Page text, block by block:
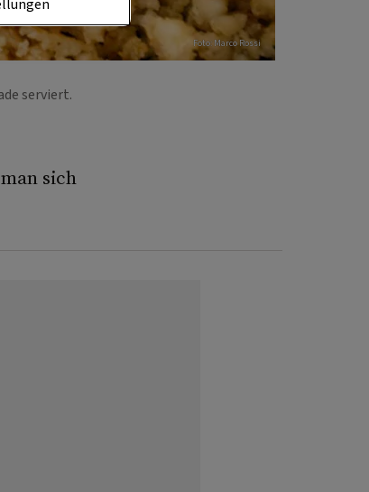
Foto: Marco Rossi
serviert.
sich